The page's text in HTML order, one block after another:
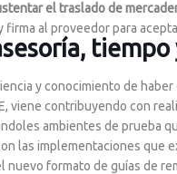
el traslado de
al proveedor para
y conocimiento de
viene contribuyendo con
ambientes de prueba
las implementaciones que
nuevo formato de guías de